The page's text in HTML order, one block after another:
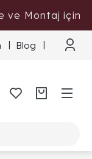
ve Montaj için
Blog